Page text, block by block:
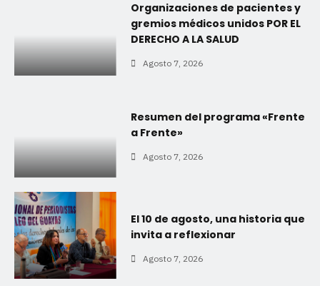
Organizaciones de pacientes y
gremios médicos unidos POR EL
DERECHO A LA SALUD
Agosto 7, 2026
Resumen del programa «Frente
a Frente»
Agosto 7, 2026
El 10 de agosto, una historia que
invita a reflexionar
Agosto 7, 2026